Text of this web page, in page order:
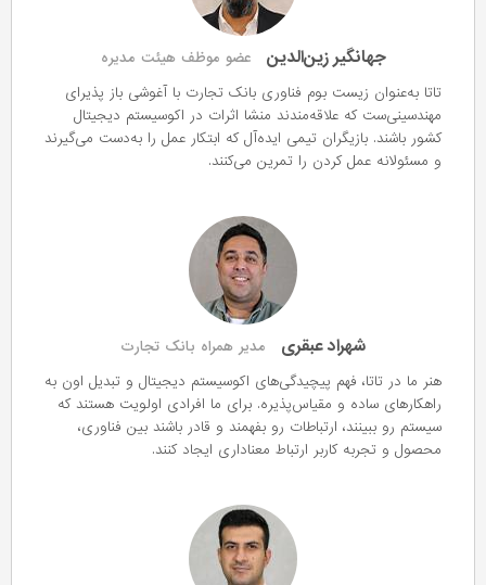
جهانگیر زین‌الدین
عضو موظف هیئت مدیره
تاتا به‌عنوان زیست بوم فناوری بانک تجارت با آغوشی باز پذیرای
مهندسینی‌ست که علاقه‌مندند منشا اثرات در اکوسیستم دیجیتال
کشور باشند. بازیگران تیمی ایده‌آل که ابتکار عمل را به‌دست می‌گیرند
و مسئولانه عمل کردن را تمرین می‎‌کنند.
شهراد عبقری
مدیر همراه بانک تجارت
هنر ما در تاتا، فهم پیچیدگی‌های اکوسیستم دیجیتال و تبدیل اون به
راهکارهای ساده و مقیاس‌پذیره. برای ما افرادی اولویت هستند که
سیستم رو ببینند، ارتباطات رو بفهمند و قادر باشند بین فناوری،
محصول و تجربه کاربر ارتباط معناداری ایجاد کنند.